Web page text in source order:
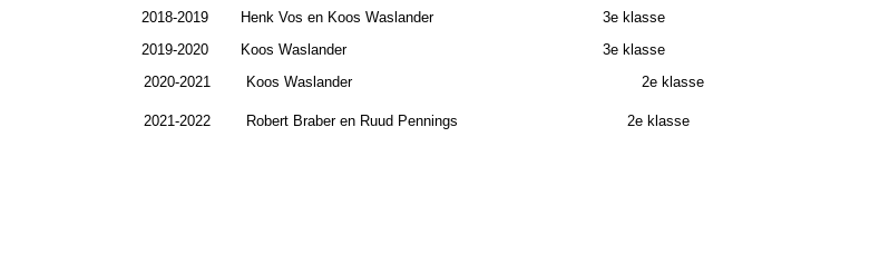
2018-2019
Henk Vos en Koos Waslander
3e klasse
2019-2020
Koos Waslander
3e klasse
2020-2021 Koos Waslander 2e klasse
2021-2022 Robert Braber en Ruud Pennings 2e klasse